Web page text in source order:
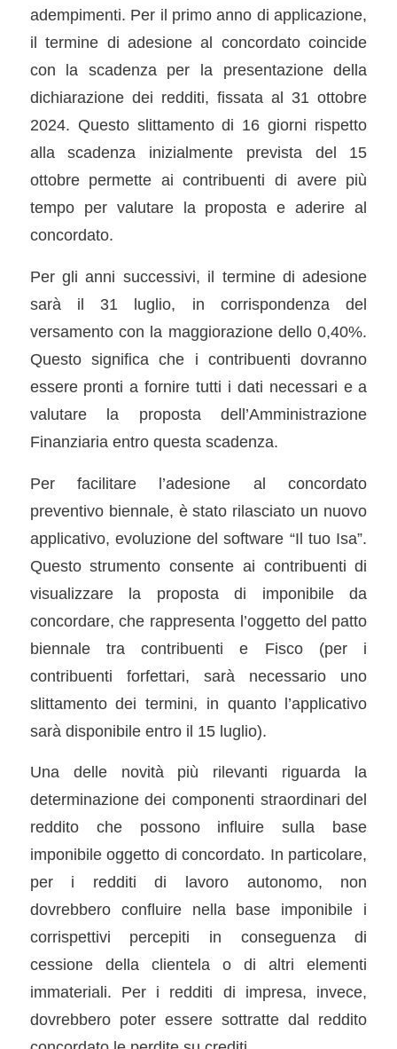
adempimenti. Per il primo anno di applicazione,
il termine di adesione al concordato coincide
con la scadenza per la presentazione della
dichiarazione dei redditi, fissata al 31 ottobre
2024. Questo slittamento di 16 giorni rispetto
alla scadenza inizialmente prevista del 15
ottobre permette ai contribuenti di avere più
tempo per valutare la proposta e aderire al
concordato.
Per gli anni successivi, il termine di adesione
sarà il 31 luglio, in corrispondenza del
versamento con la maggiorazione dello 0,40%.
Questo significa che i contribuenti dovranno
essere pronti a fornire tutti i dati necessari e a
valutare la proposta dell’Amministrazione
Finanziaria entro questa scadenza.
Per facilitare l’adesione al concordato
preventivo biennale, è stato rilasciato un nuovo
applicativo, evoluzione del software “Il tuo Isa”.
Questo strumento consente ai contribuenti di
visualizzare la proposta di imponibile da
concordare, che rappresenta l’oggetto del patto
biennale tra contribuenti e Fisco (per i
contribuenti forfettari, sarà necessario uno
slittamento dei termini, in quanto l’applicativo
sarà disponibile entro il 15 luglio).
Una delle novità più rilevanti riguarda la
determinazione dei componenti straordinari del
reddito che possono influire sulla base
imponibile oggetto di concordato. In particolare,
per i redditi di lavoro autonomo, non
dovrebbero confluire nella base imponibile i
corrispettivi percepiti in conseguenza di
cessione della clientela o di altri elementi
immateriali. Per i redditi di impresa, invece,
dovrebbero poter essere sottratte dal reddito